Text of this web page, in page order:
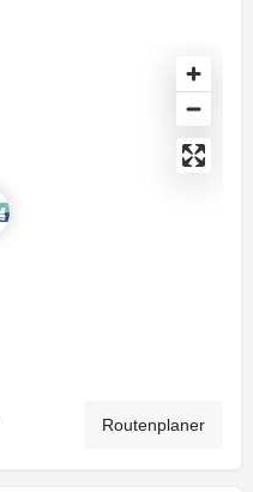
Routenplaner